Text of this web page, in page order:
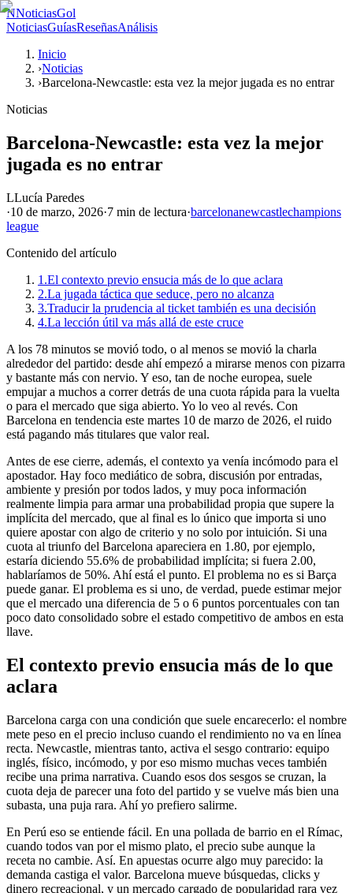
NNoticiasGol
NoticiasGuíasReseñasAnálisis
Inicio
›Noticias
›Barcelona-Newcastle: esta vez la mejor jugada es no entrar
Noticias
Barcelona-Newcastle: esta vez la mejor
jugada es no entrar
LLucía Paredes
·10 de marzo, 2026·7 min de lectura·barcelonanewcastlechampions
league
Contenido del artículo
1.El contexto previo ensucia más de lo que aclara
2.La jugada táctica que seduce, pero no alcanza
3.Traducir la prudencia al ticket también es una decisión
4.La lección útil va más allá de este cruce
A los 78 minutos se movió todo, o al menos se movió la charla
alrededor del partido: desde ahí empezó a mirarse menos con pizarra
y bastante más con nervio. Y eso, tan de noche europea, suele
empujar a muchos a correr detrás de una cuota rápida para la vuelta
o para el mercado que siga abierto. Yo lo veo al revés. Con
Barcelona en tendencia este martes 10 de marzo de 2026, el ruido
está pagando más titulares que valor real.
Antes de ese cierre, además, el contexto ya venía incómodo para el
apostador. Hay foco mediático de sobra, discusión por entradas,
ambiente y presión por todos lados, y muy poca información
realmente limpia para armar una probabilidad propia que supere la
implícita del mercado, que al final es lo único que importa si uno
quiere apostar con algo de criterio y no solo por intuición. Si una
cuota al triunfo del Barcelona apareciera en 1.80, por ejemplo,
estaría diciendo 55.6% de probabilidad implícita; si fuera 2.00,
hablaríamos de 50%. Ahí está el punto. El problema no es si Barça
puede ganar. El problema es si uno, de verdad, puede estimar mejor
que el mercado una diferencia de 5 o 6 puntos porcentuales con tan
poco dato consolidado sobre el estado competitivo de ambos en esta
llave.
El contexto previo ensucia más de lo que
aclara
Barcelona carga con una condición que suele encarecerlo: el nombre
mete peso en el precio incluso cuando el rendimiento no va en línea
recta. Newcastle, mientras tanto, activa el sesgo contrario: equipo
inglés, físico, incómodo, y por eso mismo muchas veces también
recibe una prima narrativa. Cuando esos dos sesgos se cruzan, la
cuota deja de parecer una foto del partido y se vuelve más bien una
subasta, una puja rara. Ahí yo prefiero salirme.
En Perú eso se entiende fácil. En una pollada de barrio en el Rímac,
cuando todos van por el mismo plato, el precio sube aunque la
receta no cambie. Así. En apuestas ocurre algo muy parecido: la
demanda castiga el valor. Barcelona mueve búsquedas, clicks y
dinero recreacional, y un mercado cargado de popularidad rara vez